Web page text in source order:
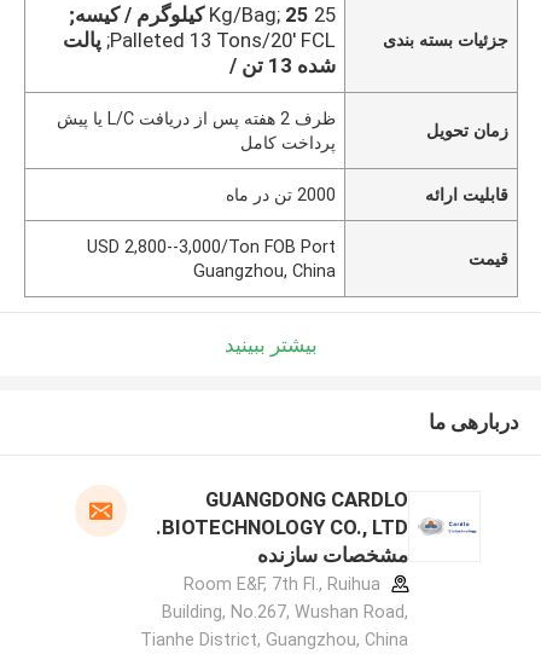
جزئیات بسته بندی
25 Kg/Bag; 25 کیلوگرم / کیسه;
Palleted 13 Tons/20' FCL; پالت
شده 13 تن /
زمان تحویل
ظرف 2 هفته پس از دریافت L/C یا پیش
پرداخت کامل
قابلیت ارائه 2000 تن در ماه
قیمت
USD 2,800--3,000/Ton FOB Port
Guangzhou, China
بیشتر ببینید
دربارهی ما
GUANGDONG CARDLO
BIOTECHNOLOGY CO., LTD.
مشخصات سازنده
Room E&F, 7th Fl., Ruihua
Building, No.267, Wushan Road,
Tianhe District, Guangzhou, China